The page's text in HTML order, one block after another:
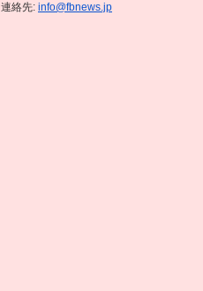
6月号をアップしました
連絡先: info@fbnews.jp